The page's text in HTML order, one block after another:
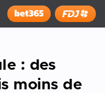
Installer
: des
moins de